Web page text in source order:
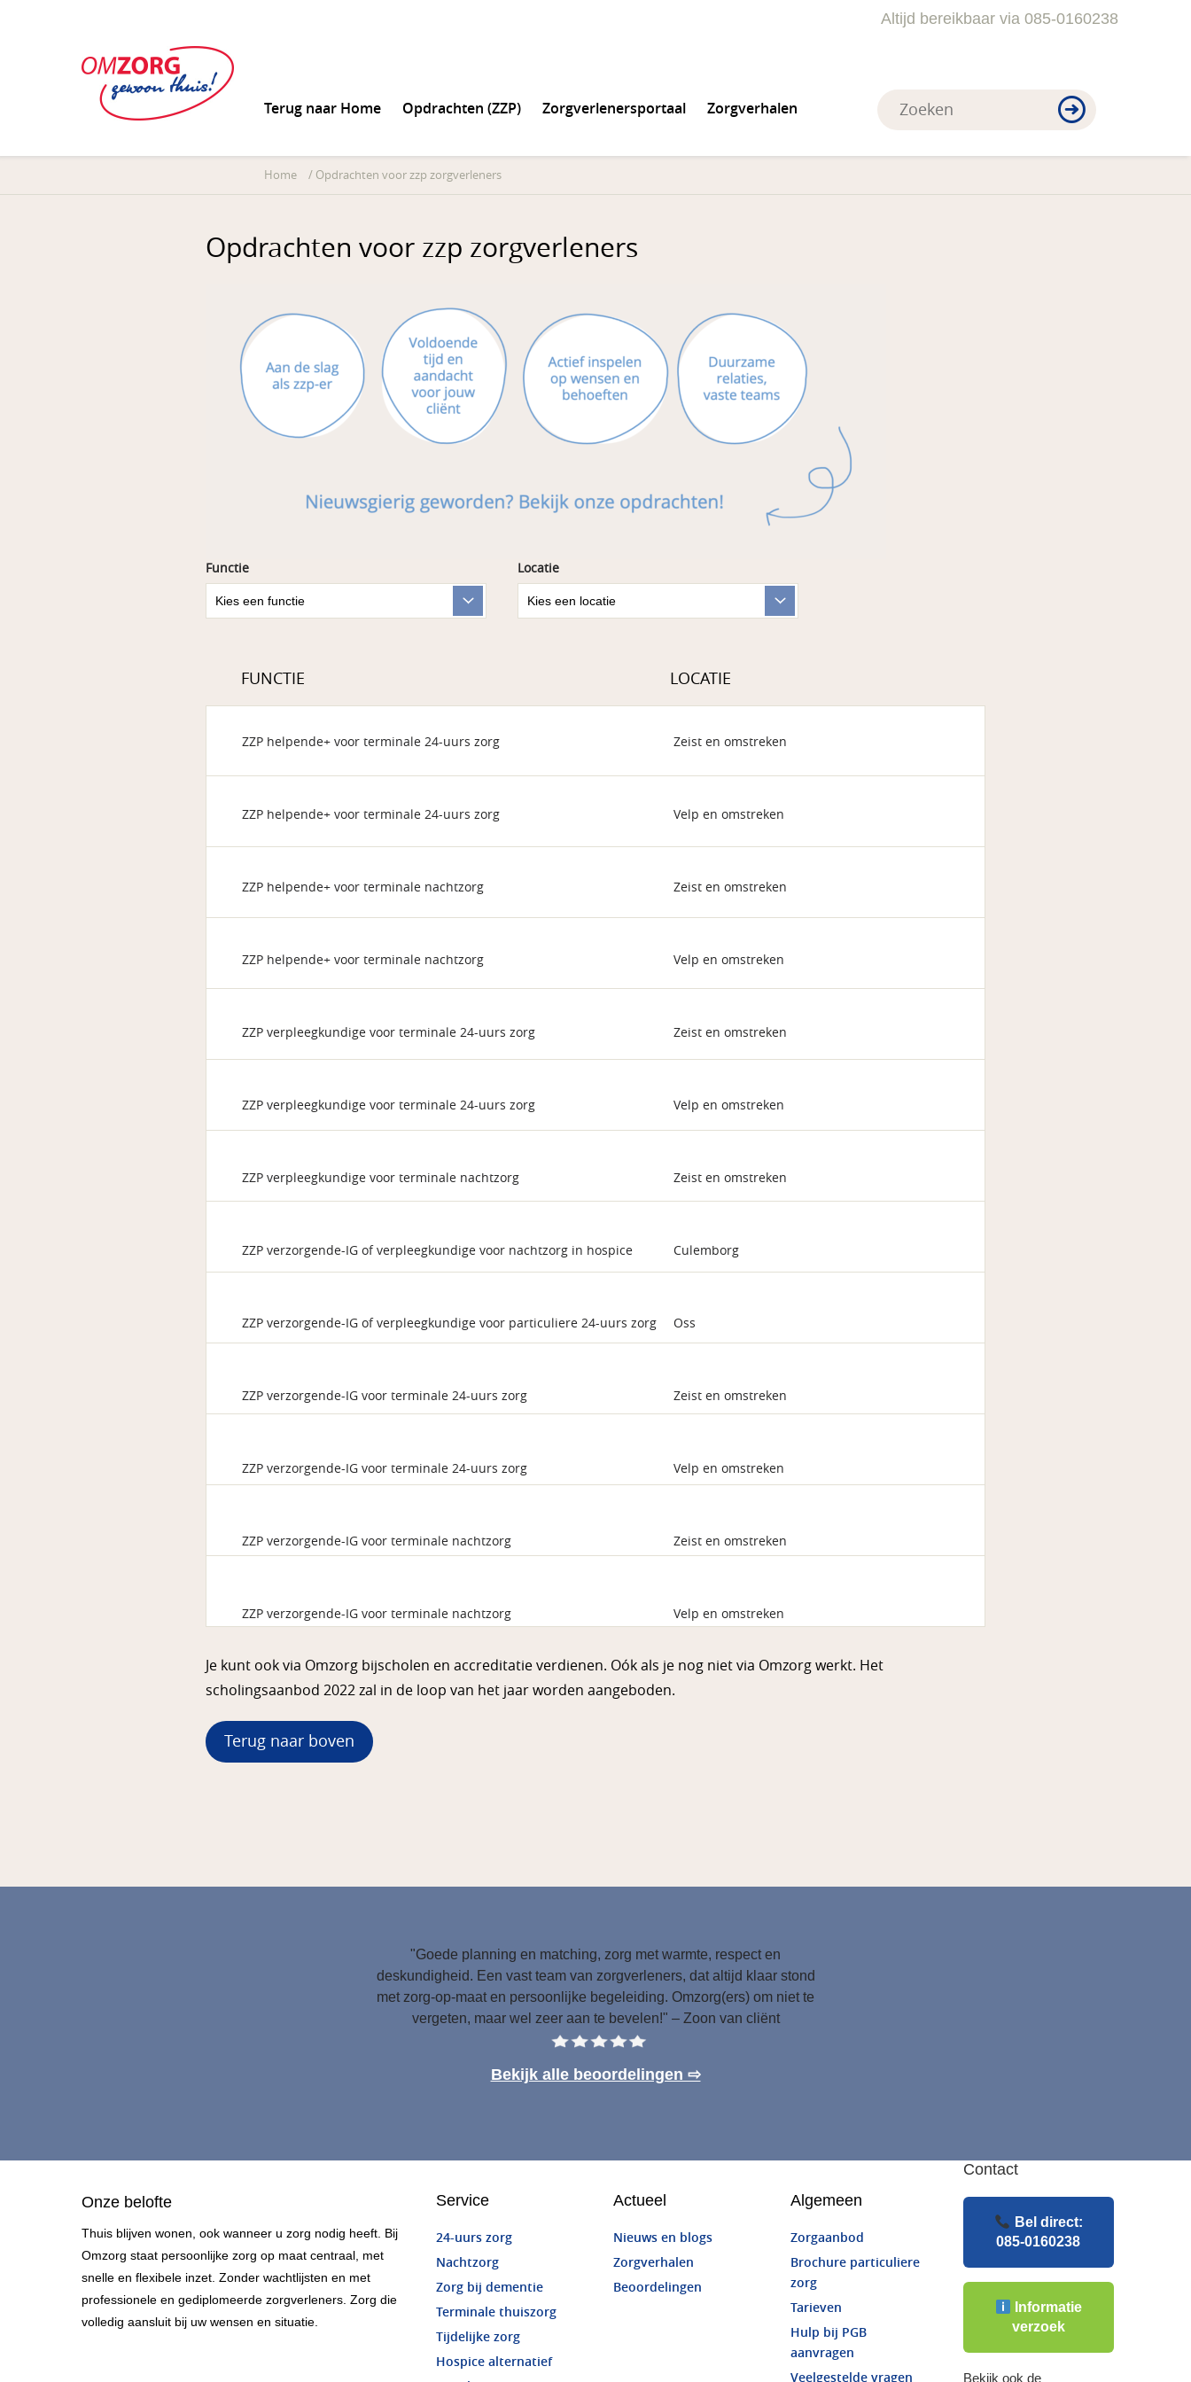
Altijd bereikbaar via 085-0160238
Terug naar Home Opdrachten (ZZP) Zorgverlenersportaal Zorgverhalen
Home / Opdrachten voor zzp zorgverleners
Opdrachten voor zzp zorgverleners
Functie Locatie
FUNCTIE LOCATIE
ZZP helpende+ voor terminale 24-uurs zorg Zeist en omstreken
ZZP helpende+ voor terminale 24-uurs zorg Velp en omstreken
ZZP helpende+ voor terminale nachtzorg Zeist en omstreken
ZZP helpende+ voor terminale nachtzorg Velp en omstreken
ZZP verpleegkundige voor terminale 24-uurs zorg Zeist en omstreken
ZZP verpleegkundige voor terminale 24-uurs zorg Velp en omstreken
ZZP verpleegkundige voor terminale nachtzorg Zeist en omstreken
ZZP verzorgende-IG of verpleegkundige voor nachtzorg in hospice Culemborg
ZZP verzorgende-IG of verpleegkundige voor particuliere 24-uurs zorg Oss
ZZP verzorgende-IG voor terminale 24-uurs zorg Zeist en omstreken
ZZP verzorgende-IG voor terminale 24-uurs zorg Velp en omstreken
ZZP verzorgende-IG voor terminale nachtzorg Zeist en omstreken
ZZP verzorgende-IG voor terminale nachtzorg Velp en omstreken
Je kunt ook via Omzorg bijscholen en accreditatie verdienen. Oók als je nog niet via Omzorg werkt. Het
scholingsaanbod 2022 zal in de loop van het jaar worden aangeboden.
Terug naar boven
"Goede planning en matching, zorg met warmte, respect en
deskundigheid. Een vast team van zorgverleners, dat altijd klaar stond
met zorg-op-maat en persoonlijke begeleiding. Omzorg(ers) om niet te
vergeten, maar wel zeer aan te bevelen!" – Zoon van cliënt
Bekijk alle beoordelingen ⇨
Onze belofte
Thuis blijven wonen, ook wanneer u zorg nodig heeft. Bij
Omzorg staat persoonlijke zorg op maat centraal, met
snelle en flexibele inzet. Zonder wachtlijsten en met
professionele en gediplomeerde zorgverleners. Zorg die
volledig aansluit bij uw wensen en situatie.
Service
24-uurs zorg
Nachtzorg
Zorg bij dementie
Terminale thuiszorg
Tijdelijke zorg
Hospice alternatief
Actueel
Nieuws en blogs
Zorgverhalen
Beoordelingen
Algemeen
Zorgaanbod
Brochure particuliere
zorg
Tarieven
Hulp bij PGB
aanvragen
Veelgestelde vragen
Contact
Bel direct:
085-0160238
Informatie
verzoek
Bekijk ook de